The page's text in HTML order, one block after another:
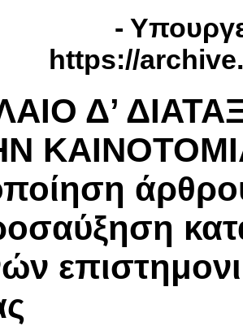
-
https://
Δ’